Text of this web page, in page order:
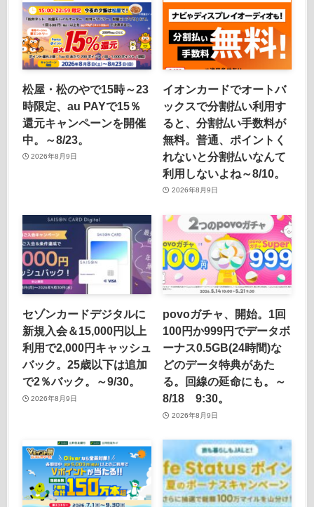
松屋・松のやで15時～23
時限定、au PAYで15％
還元キャンペーンを開催
中。～8/23。
2026年8月9日
イオンカードでオートバ
ックスで分割払い利用す
ると、分割払い手数料が
無料。普通、ポイントく
れないと分割払いなんて
利用しないよね～8/10。
2026年8月9日
セゾンカードデジタルに
新規入会＆15,000円以上
利用で2,000円キャッシュ
バック。25歳以下は追加
で2％バック。～9/30。
2026年8月9日
povoガチャ、開始。1回
100円か999円でデータボ
ーナス0.5GB(24時間)な
どのデータ特典があた
る。回線の延命にも。～
8/18 9:30。
2026年8月9日